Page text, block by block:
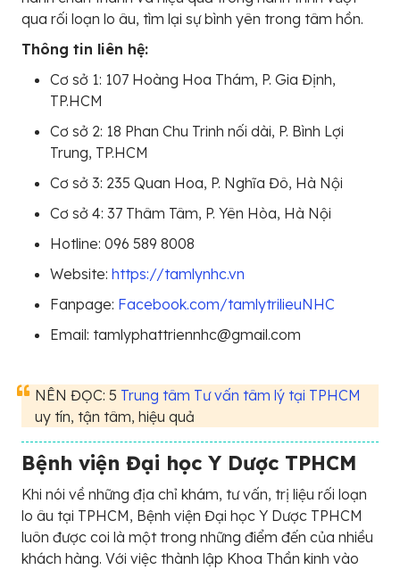
qua rối loạn lo âu, tìm lại sự bình yên trong tâm hồn.
Thông tin liên hệ:
Cơ sở 1: 107 Hoàng Hoa Thám, P. Gia Định,
TP.HCM
Cơ sở 2: 18 Phan Chu Trinh nối dài, P. Bình Lợi
Trung, TP.HCM
Cơ sở 3: 235 Quan Hoa, P. Nghĩa Đô, Hà Nội
Cơ sở 4: 37 Thâm Tâm, P. Yên Hòa, Hà Nội
Hotline: 096 589 8008
Website: https://tamlynhc.vn
Fanpage: Facebook.com/tamlytrilieuNHC
Email: tamlyphattriennhc@gmail.com
NÊN ĐỌC: 5 Trung tâm Tư vấn tâm lý tại TPHCM
uy tín, tận tâm, hiệu quả
Bệnh viện Đại học Y Dược TPHCM
Khi nói về những địa chỉ khám, tư vấn, trị liệu rối loạn
lo âu tại TPHCM, Bệnh viện Đại học Y Dược TPHCM
luôn được coi là một trong những điểm đến của nhiều
khách hàng. Với việc thành lập Khoa Thần kinh vào